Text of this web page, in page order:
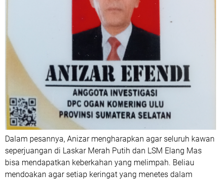
Dalam pesannya, Anizar mengharapkan agar seluruh kawan
seperjuangan di Laskar Merah Putih dan LSM Elang Mas
bisa mendapatkan keberkahan yang melimpah. Beliau
mendoakan agar setiap keringat yang menetes dalam